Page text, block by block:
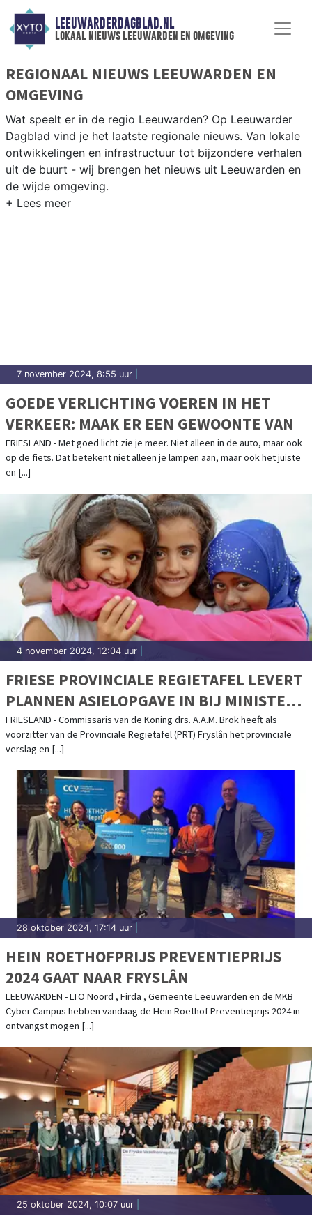
LEEUWARDERDAGBLAD.NL
lokaal nieuws leeuwarden en omgeving
REGIONAAL NIEUWS LEEUWARDEN EN
OMGEVING
Wat speelt er in de regio Leeuwarden? Op Leeuwarder
Dagblad vind je het laatste regionale nieuws. Van lokale
ontwikkelingen en infrastructuur tot bijzondere verhalen
uit de buurt - wij brengen het nieuws uit Leeuwarden en
de wijde omgeving.
7 november 2024, 8:55 uur
GOEDE VERLICHTING VOEREN IN HET
VERKEER: MAAK ER EEN GEWOONTE VAN
FRIESLAND - Met goed licht zie je meer. Niet alleen in de auto, maar ook
op de fiets. Dat betekent niet alleen je lampen aan, maar ook het juiste
en [...]
4 november 2024, 12:04 uur
FRIESE PROVINCIALE REGIETAFEL LEVERT
PLANNEN ASIELOPGAVE IN BIJ MINISTER
FABER
FRIESLAND - Commissaris van de Koning drs. A.A.M. Brok heeft als
voorzitter van de Provinciale Regietafel (PRT) Fryslân het provinciale
verslag en [...]
28 oktober 2024, 17:14 uur
HEIN ROETHOFPRIJS PREVENTIEPRIJS
2024 GAAT NAAR FRYSLÂN
LEEUWARDEN - LTO Noord , Firda , Gemeente Leeuwarden en de MKB
Cyber Campus hebben vandaag de Hein Roethof Preventieprijs 2024 in
ontvangst mogen [...]
25 oktober 2024, 10:07 uur